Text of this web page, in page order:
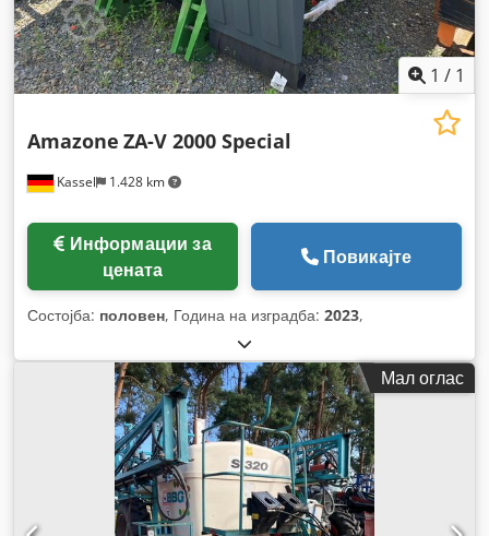
1 / 1
Kassel 1.428 km
Amazone ZA-V 2000 Special
цената
Повикајте
Состојба: половен, Година на изградба: 2023,
Мал оглас